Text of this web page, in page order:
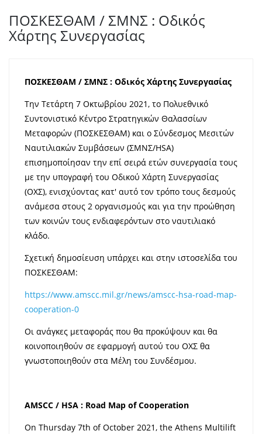
ΠΟΣΚΕΣΘΑΜ / ΣΜΝΣ : Οδικός
Χάρτης Συνεργασίας
ΠΟΣΚΕΣΘΑΜ / ΣΜΝΣ : Οδικός Χάρτης Συνεργασίας
Την Τετάρτη 7 Οκτωβρίου 2021, το Πολυεθνικό
Συντονιστικό Κέντρο Στρατηγικών Θαλασσίων
Μεταφορών (ΠΟΣΚΕΣΘΑΜ) και ο Σύνδεσμος Μεσιτών
Ναυτιλιακών Συμβάσεων (ΣΜΝΣ/HSA)
επισημοποίησαν την επί σειρά ετών συνεργασία τους
με την υπογραφή του Οδικού Χάρτη Συνεργασίας
(ΟΧΣ), ενισχύοντας κατ' αυτό τον τρόπο τους δεσμούς
ανάμεσα στους 2 οργανισμούς και για την προώθηση
των κοινών τους ενδιαφερόντων στο ναυτιλιακό
κλάδο.
Σχετική δημοσίευση υπάρχει και στην ιστοσελίδα του
ΠΟΣΚΕΣΘΑΜ:
https://www.amscc.mil.gr/news/amscc-hsa-road-map-
cooperation-0
Οι ανάγκες μεταφοράς που θα προκύψουν και θα
κοινοποιηθούν σε εφαρμογή αυτού του ΟΧΣ θα
γνωστοποιηθούν στα Μέλη του Συνδέσμου.
AMSCC / HSA : Road Map of Cooperation
On Thursday 7th of October 2021, the Athens Multilift